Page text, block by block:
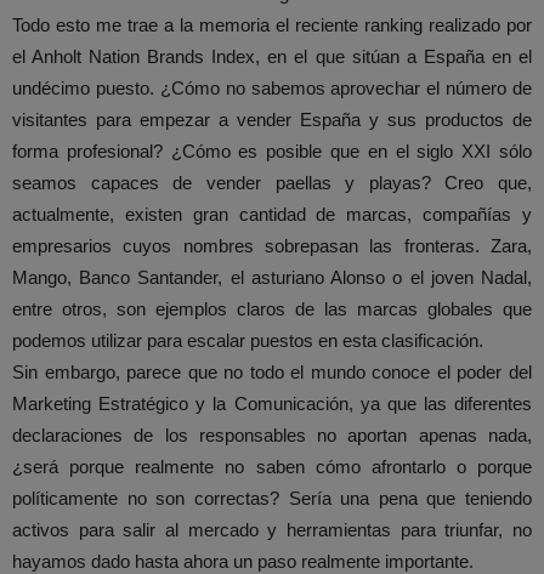
Todo esto me trae a la memoria el reciente ranking realizado por
el Anholt Nation Brands Index, en el que sitúan a España en el
undécimo puesto. ¿Cómo no sabemos aprovechar el número de
visitantes para empezar a vender España y sus productos de
forma profesional? ¿Cómo es posible que en el siglo XXI sólo
seamos capaces de vender paellas y playas? Creo que,
actualmente, existen gran cantidad de marcas, compañías y
empresarios cuyos nombres sobrepasan las fronteras. Zara,
Mango, Banco Santander, el asturiano Alonso o el joven Nadal,
entre otros, son ejemplos claros de las marcas globales que
podemos utilizar para escalar puestos en esta clasificación.
Sin embargo, parece que no todo el mundo conoce el poder del
Marketing Estratégico y la Comunicación, ya que las diferentes
declaraciones de los responsables no aportan apenas nada,
¿será porque realmente no saben cómo afrontarlo o porque
políticamente no son correctas? Sería una pena que teniendo
activos para salir al mercado y herramientas para triunfar, no
hayamos dado hasta ahora un paso realmente importante.